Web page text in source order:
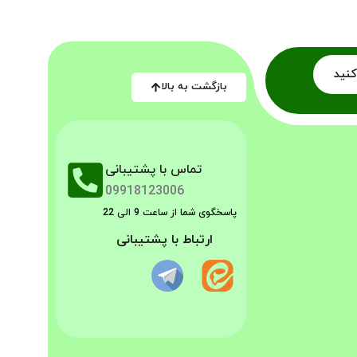
بازگشت به بالا
تماس با پشتیبانی
09918123006
پاسخگوی شما از ساعت 9 الی 22
ارتباط با پشتیبانی